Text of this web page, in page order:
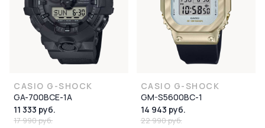
CASIO G-SHOCK
GA-700BCE-1A
11 333 руб.
17 990 руб.
CASIO G-SHOCK
GM-S5600BC-1
14 943 руб.
22 990 руб.